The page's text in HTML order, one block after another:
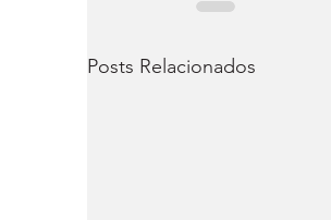
Posts Relacionados